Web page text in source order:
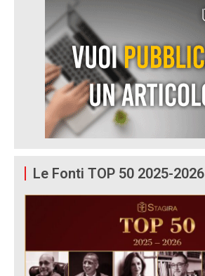
Le Fonti TOP 50 2025-2026